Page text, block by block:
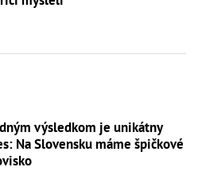
výsledkom je unikátny
Na Slovensku máme špičkové